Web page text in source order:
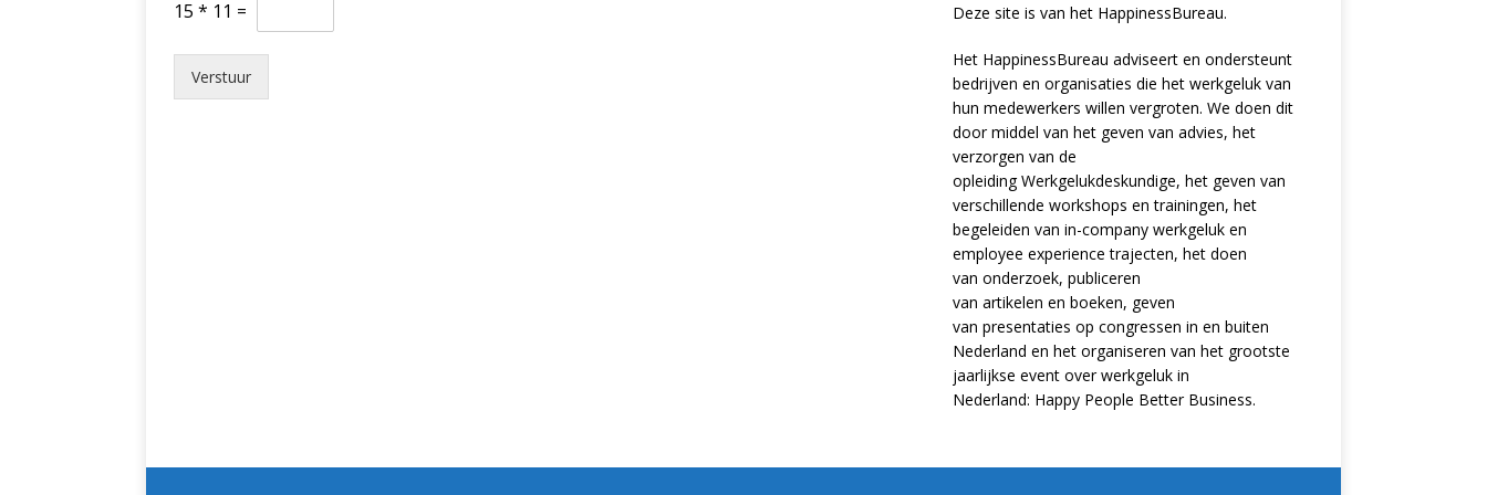
15 * 11 =
Verstuur
Deze site is van het HappinessBureau.
Het HappinessBureau adviseert en ondersteunt
bedrijven en organisaties die het werkgeluk van
hun medewerkers willen vergroten. We doen dit
door middel van het geven van advies, het
verzorgen van de
opleidingWerkgelukdeskundige, het geven van
verschillende workshops en trainingen, het
begeleiden van in-company werkgeluk en
employee experiencetrajecten, het doen
van onderzoek, publiceren
van artikelen en boeken, geven
van presentaties op congressen in en buiten
Nederland en het organiseren van het grootste
jaarlijkse event over werkgeluk in
Nederland: Happy People Better Business.